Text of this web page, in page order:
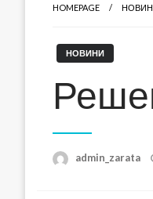
HOMEPAGE
НОВИНИ
admin_zarata